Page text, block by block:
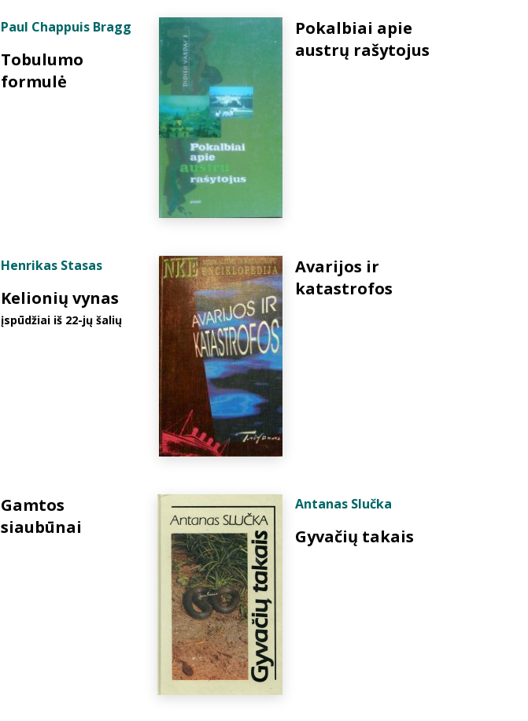
Paul Chappuis Bragg
Tobulumo
formulė
Pokalbiai apie
austrų rašytojus
Henrikas Stasas
Kelionių vynas
įspūdžiai iš 22-jų šalių
Avarijos ir
katastrofos
Gamtos
siaubūnai
Antanas Slučka
Gyvačių takais